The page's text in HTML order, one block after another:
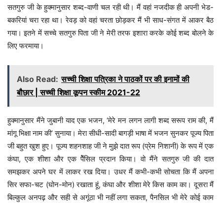
सतगुरु जी के हुक्मानुसार शब्द-वाणी चल रही थी। मैं वहां नजदीक ही अपनी भेड-
बकरियां चरा रहा था। रेवड़ को वहां चरता छोड़कर मैं भी साध-संगत में आकर बैठ
गया। इतने में सच्चे सतगुरु पिता जी ने मेरी तरफ इशारा करके कोई शब्द बोलने के
लिए फरमाया।
Also Read: सच्ची शिक्षा पत्रिका ने पाठकों पर की इनामों की
बौछार | सच्ची शिक्षा कूपन स्कीम 2021-22
हुक्मानुसार मैंने जुबानी याद एक भजन, ‘मेरे मन लगन लागी शब्द सरूप राम की, मैं
मांगू भिक्षा नाम की’ सुनाया। मेरा सीधी-सादी बागड़ी भाषा में भजन सुनकर पूज्य पिता
जी बहुत खुश हुए। पूज्य शहनशाह जी ने मुझे दात रूप (प्रेम निशानी) के रूप में एक
कंघा, एक शीशा और एक पेैंसिल प्रदान किया। वो मैंने सतगुरु जी की दात
समझकर अपने घर में लाकर रख दिया। उधर मैं कभी-कभी सोचता कि मैं अपना
सिर सफा-चट (घोन-मोन) रखाता हूं, कंघा और शीशा मेरे किस काम का। दूसरा मैं
बिल्कुल अनपढ़ और सही से अगूंठा भी नहीं लगा सकता, पैनसिल भी मेरे कोई काम